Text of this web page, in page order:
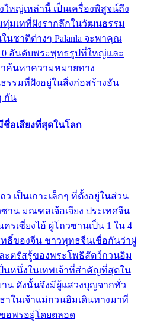
ใหญ่เหล่านี้ เป็นเครื่องพิสูจน์ถึง
มเทที่ฝังรากลึกในวัฒนธรรม
ชาติต่างๆ Palanla จะพาคุณ
อันดับพระพุทธรูปที่ใหญ่และ
ค้นหาความหมายทาง
รรมที่ฝังอยู่ในสิ่งก่อสร้างอัน
กัน
อเสียงที่สุดในโลก
ว เป็นเกาะเล็กๆ ที่ตั้งอยู่ในส่วน
าน มณฑลเจ้อเจียง ประเทศจีน
รเซี่ยงไฮ้ ผู่โถวซานเป็น 1 ใน 4
ธิ์ของจีน ชาวพุทธจีนเชื่อกันว่าผู่
ะตรัสรู้ของพระโพธิสัตว์กวนอิม
นหนึ่งในเทพเจ้าที่สำคัญที่สุดใน
น ดังนั้นจึงมีผู้แสวงบุญจากทั่ว
าในเจ้าแม่กวนอิมเดินทางมาที่
อพรอยู่โดยตลอด